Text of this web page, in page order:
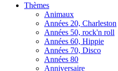
Thèmes
Animaux
Années 20, Charleston
Années 50, rock'n roll
Années 60, Hippie
Années 70, Disco
Années 80
Anniversaire